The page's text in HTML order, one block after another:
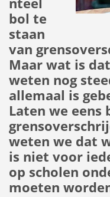
bol te
staan
van
Maar wat is
weten nog
allemaal is
Laten we eens
weten we dat
is niet voor
op scholen
moeten